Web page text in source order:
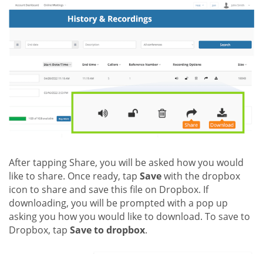
After tapping Share, you will be asked how you would
like to share. Once ready, tap Savewith the dropbox
icon to share and save this file on Dropbox. If
downloading, you will be prompted with a pop up
asking you how you would like to download. To save to
Dropbox, tap Save to dropbox.